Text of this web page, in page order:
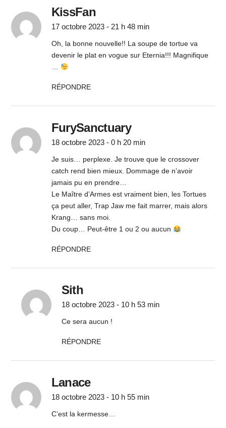
KissFan
17 octobre 2023 - 21 h 48 min
Oh, la bonne nouvelle!! La soupe de tortue va
devenir le plat en vogue sur Eternia!!! Magnifique
…
RÉPONDRE
FurySanctuary
18 octobre 2023 - 0 h 20 min
Je suis… perplexe. Je trouve que le crossover
catch rend bien mieux. Dommage de n’avoir
jamais pu en prendre…
Le Maître d’Armes est vraiment bien, les Tortues
ça peut aller, Trap Jaw me fait marrer, mais alors
Krang… sans moi.
Du coup… Peut-être 1 ou 2 ou aucun
RÉPONDRE
Sith
18 octobre 2023 - 10 h 53 min
Ce sera aucun !
RÉPONDRE
Lanace
18 octobre 2023 - 10 h 55 min
C’est la kermesse…